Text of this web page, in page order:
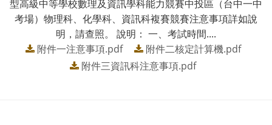
型高級中等學校數理及資訊學科能力競賽中投區（台中一中
考場）物理科、化學科、資訊科複賽競賽注意事項詳如說
明，請查照。 說明： 一、考試時間....
附件一注意事項.pdf
附件二核定計算機.pdf
附件三資訊科注意事項.pdf